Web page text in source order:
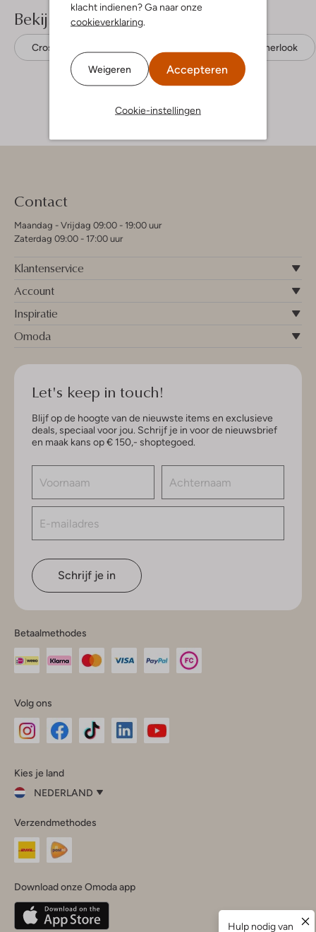
klacht indienen? Ga naar onze
cookieverklaring.
Weigeren Accepteren
Cookie-instellingen
Bekijk meer
Crossbodytassen Leatherlook
Contact
Maandag - Vrijdag 09:00 - 19:00 uur
Zaterdag 09:00 - 17:00 uur
Klantenservice
Account
Inspiratie
Omoda
Let's keep in touch!
Blijf op de hoogte van de nieuwste items en exclusieve
deals, speciaal voor jou. Schrijf je in voor de nieuwsbrief
en maak kans op € 150,- shoptegoed.
Schrijf je in
Betaalmethodes
Volg ons
InstagramFacebook
Kies je land
NEDERLAND
je
land
Nederland
Belgique(Français)
Deutschland
Verzendmethodes
Download onze Omoda app